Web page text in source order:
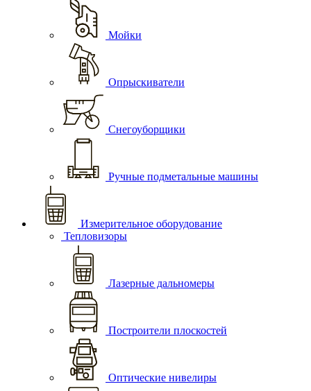
Мойки
Опрыскиватели
Снегоуборщики
Ручные подметальные машины
Измерительное оборудование
Тепловизоры
Лазерные дальномеры
Построители плоскостей
Оптические нивелиры